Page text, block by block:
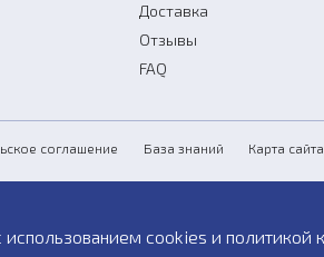
Доставка
Отзывы
FAQ
соглашение База знаний Карта сайта
использованием cookies и политикой